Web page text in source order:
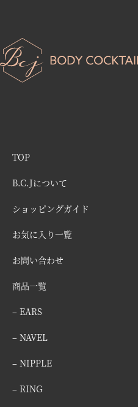
TOP
B.C.Jについて
ショッピングガイド
お気に入り一覧
お問い合わせ
商品一覧
– EARS
– NAVEL
– NIPPLE
– RING